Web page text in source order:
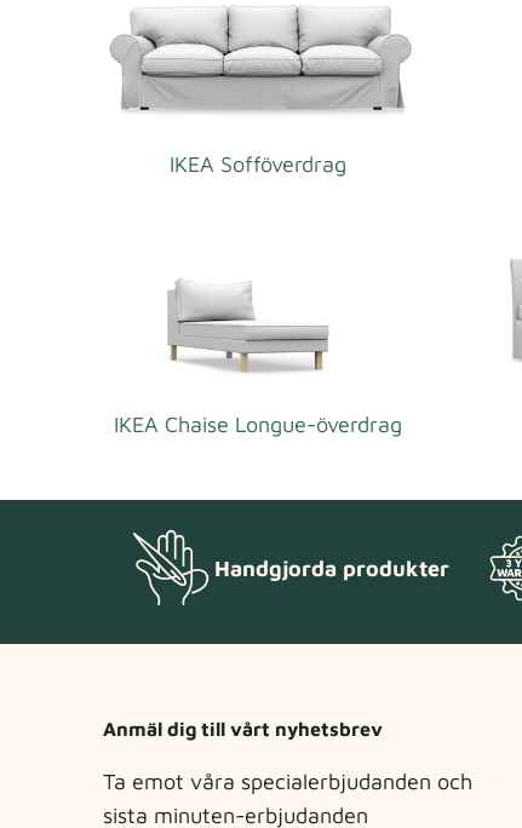
IKEA Sofföverdrag
IKEA Chaise Longue-överdrag
Handgjorda produkter
Anmäl dig till vårt nyhetsbrev
Ta emot våra specialerbjudanden och
sista minuten-erbjudanden